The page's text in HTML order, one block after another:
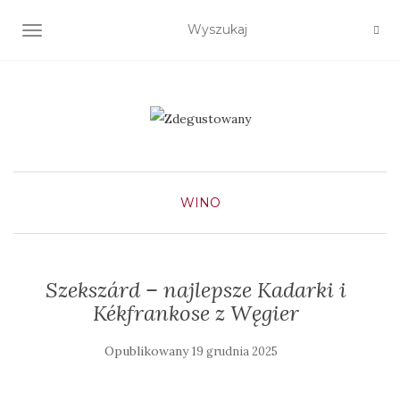
TOGGLE NAVIGATION
WINO
Szekszárd – najlepsze Kadarki i
Kékfrankose z Węgier
Opublikowany19 grudnia 2025